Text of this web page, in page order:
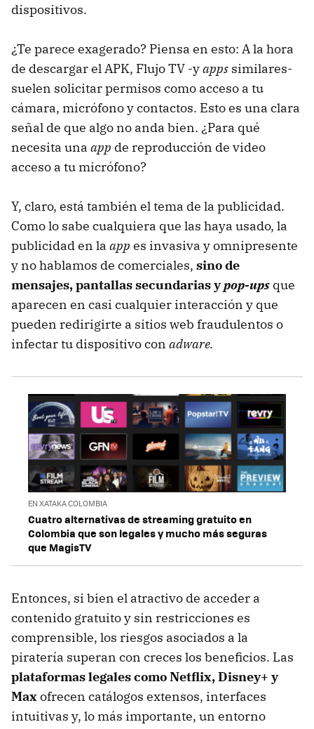
dispositivos.
¿Te parece exagerado? Piensa en esto: A la hora
de descargar el APK, Flujo TV -yapps similares-
suelen solicitar permisos como acceso a tu
cámara, micrófono y contactos. Esto es una clara
señal de que algo no anda bien. ¿Para qué
necesita una app de reproducción de video
acceso a tu micrófono?
Y, claro, está también el tema de la publicidad.
Como lo sabe cualquiera que las haya usado, la
publicidad en la app es invasiva y omnipresente
y no hablamos de comerciales, sino de
mensajes, pantallas secundarias ypop-ups que
aparecen en casi cualquier interacción y que
pueden redirigirte a sitios web fraudulentos o
infectar tu dispositivo con adware.
EN XATAKA COLOMBIA
Cuatro alternativas de streaming gratuito en
Colombia que son legales y mucho más seguras
que MagisTV
Entonces, si bien el atractivo de acceder a
contenido gratuito y sin restricciones es
comprensible, los riesgos asociados a la
piratería superan con creces los beneficios. Las
plataformas legales como Netflix, Disney+ y
Maxofrecen catálogos extensos, interfaces
intuitivas y, lo más importante, un entorno